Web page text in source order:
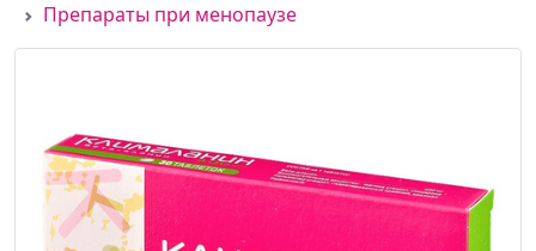
Препараты при менопаузе